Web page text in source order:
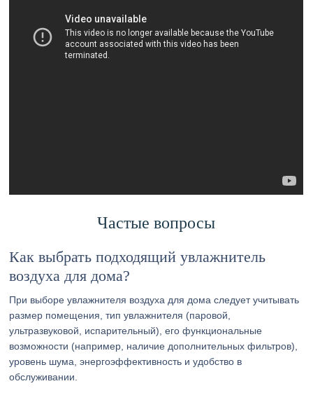
Частые вопросы
Как выбрать подходящий увлажнитель
воздуха для дома?
При выборе увлажнителя воздуха для дома следует учитывать
размер помещения, тип увлажнителя (паровой,
ультразвуковой, испарительный), его функциональные
возможности (например, наличие дополнительных фильтров),
уровень шума, энергоэффективность и удобство в
обслуживании.